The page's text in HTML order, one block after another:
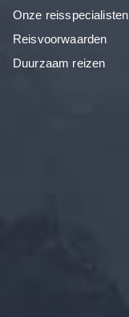
Onze reisspecialisten
Reisvoorwaarden
Duurzaam reizen